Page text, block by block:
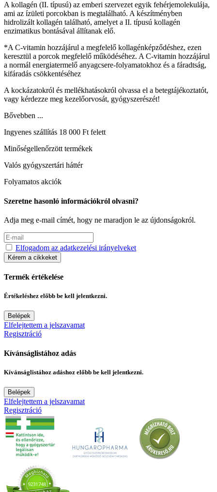
A kollagén (II. típusú) az emberi szervezet egyik fehérjemolekulája,
ami az ízületi porcokban is megtalálható. A készítményben
hidrolizált kollagén található, amelyet a II. típusú kollagén
enzimatikus bontásával állítanak elő.
*A C-vitamin hozzájárul a megfelelő kollagénképződéshez, ezen
keresztül a porcok megfelelő működéséhez. A C-vitamin hozzájárul
a normál energiatermelő anyagcsere-folyamatokhoz és a fáradtság,
kifáradás csökkentéséhez
A kockázatokról és mellékhatásokról olvassa el a betegtájékoztatót,
vagy kérdezze meg kezelőorvosát, gyógyszerészét!
Bővebben ...
Ingyenes szállítás 18 000 Ft felett
Minőségellenőrzött termékek
Valós gyógyszertári háttér
Folyamatos akciók
Szeretne hasonló információkról olvasni?
Adja meg e-mail címét, hogy ne maradjon le az újdonságokról.
Elfogadom az adatkezelési irányelveket
Kérem a cikkeket
Termék értékelése
Értékeléshez előbb be kell jelentkezni.
Belépek
Elfelejtettem a jelszavamat
Regisztráció
Kívánságlistához adás
Kívánságlistához adáshoz előbb be kell jelentkezni.
Belépek
Elfelejtettem a jelszavamat
Regisztráció